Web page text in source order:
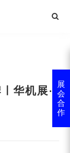
| 华机展·
展
会
合
作